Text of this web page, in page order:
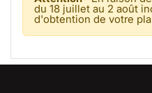
du 18 juillet au 2 août
d'obtention de votre